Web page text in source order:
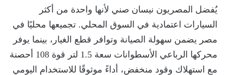
يُفضل المصريون نيسان صني لأنها واحدة من أكثر
السيارات اعتمادية في السوق المحلي. تجميعها محليًا في
مصر يضمن سهولة الصيانة وتوافر قطع الغيار، بينما يوفر
محركها الرباعي الأسطوانات سعة 1.5 لتر قوة 108 أحصنة
مع استهلاك وقود منخفض، أداءً موثوقًا للاستخدام اليومي